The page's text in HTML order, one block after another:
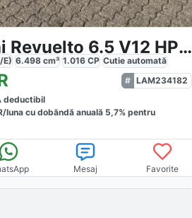
Lamborghini Revuelto 6.5 V12 HPEV
E) 6.498 cm³ 1.016 CP Cutie automată
LAM234182
deductibil
lunacu dobăndă anuală 5,7% pentru
Mesaj Favorite